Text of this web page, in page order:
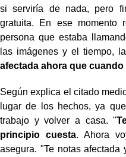
si serviría de nada, pero
gratuita. En ese momento
persona que estaba
las imágenes y el tiempo,
afectada ahora que
Según explica el citado
lugar de los hechos, ya
trabajo y volver a casa. "
principio cuesta. Ahora
asegura. "Te notas